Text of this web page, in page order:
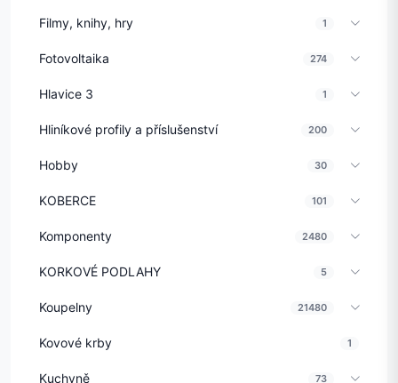
Filmy, knihy, hry 1
Fotovoltaika 274
Hlavice 3 1
Hliníkové profily a příslušenství 200
Hobby 30
KOBERCE 101
Komponenty 2480
KORKOVÉ PODLAHY 5
Koupelny 21480
Kovové krby 1
Kuchyně 73